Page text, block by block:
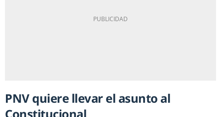
PNV quiere llevar el asunto al